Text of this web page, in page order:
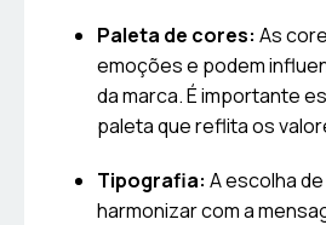
Paleta de cores: As
emoções e podem
da marca. É importante
paleta que reflita os
Tipografia: A escolha
harmonizar com a